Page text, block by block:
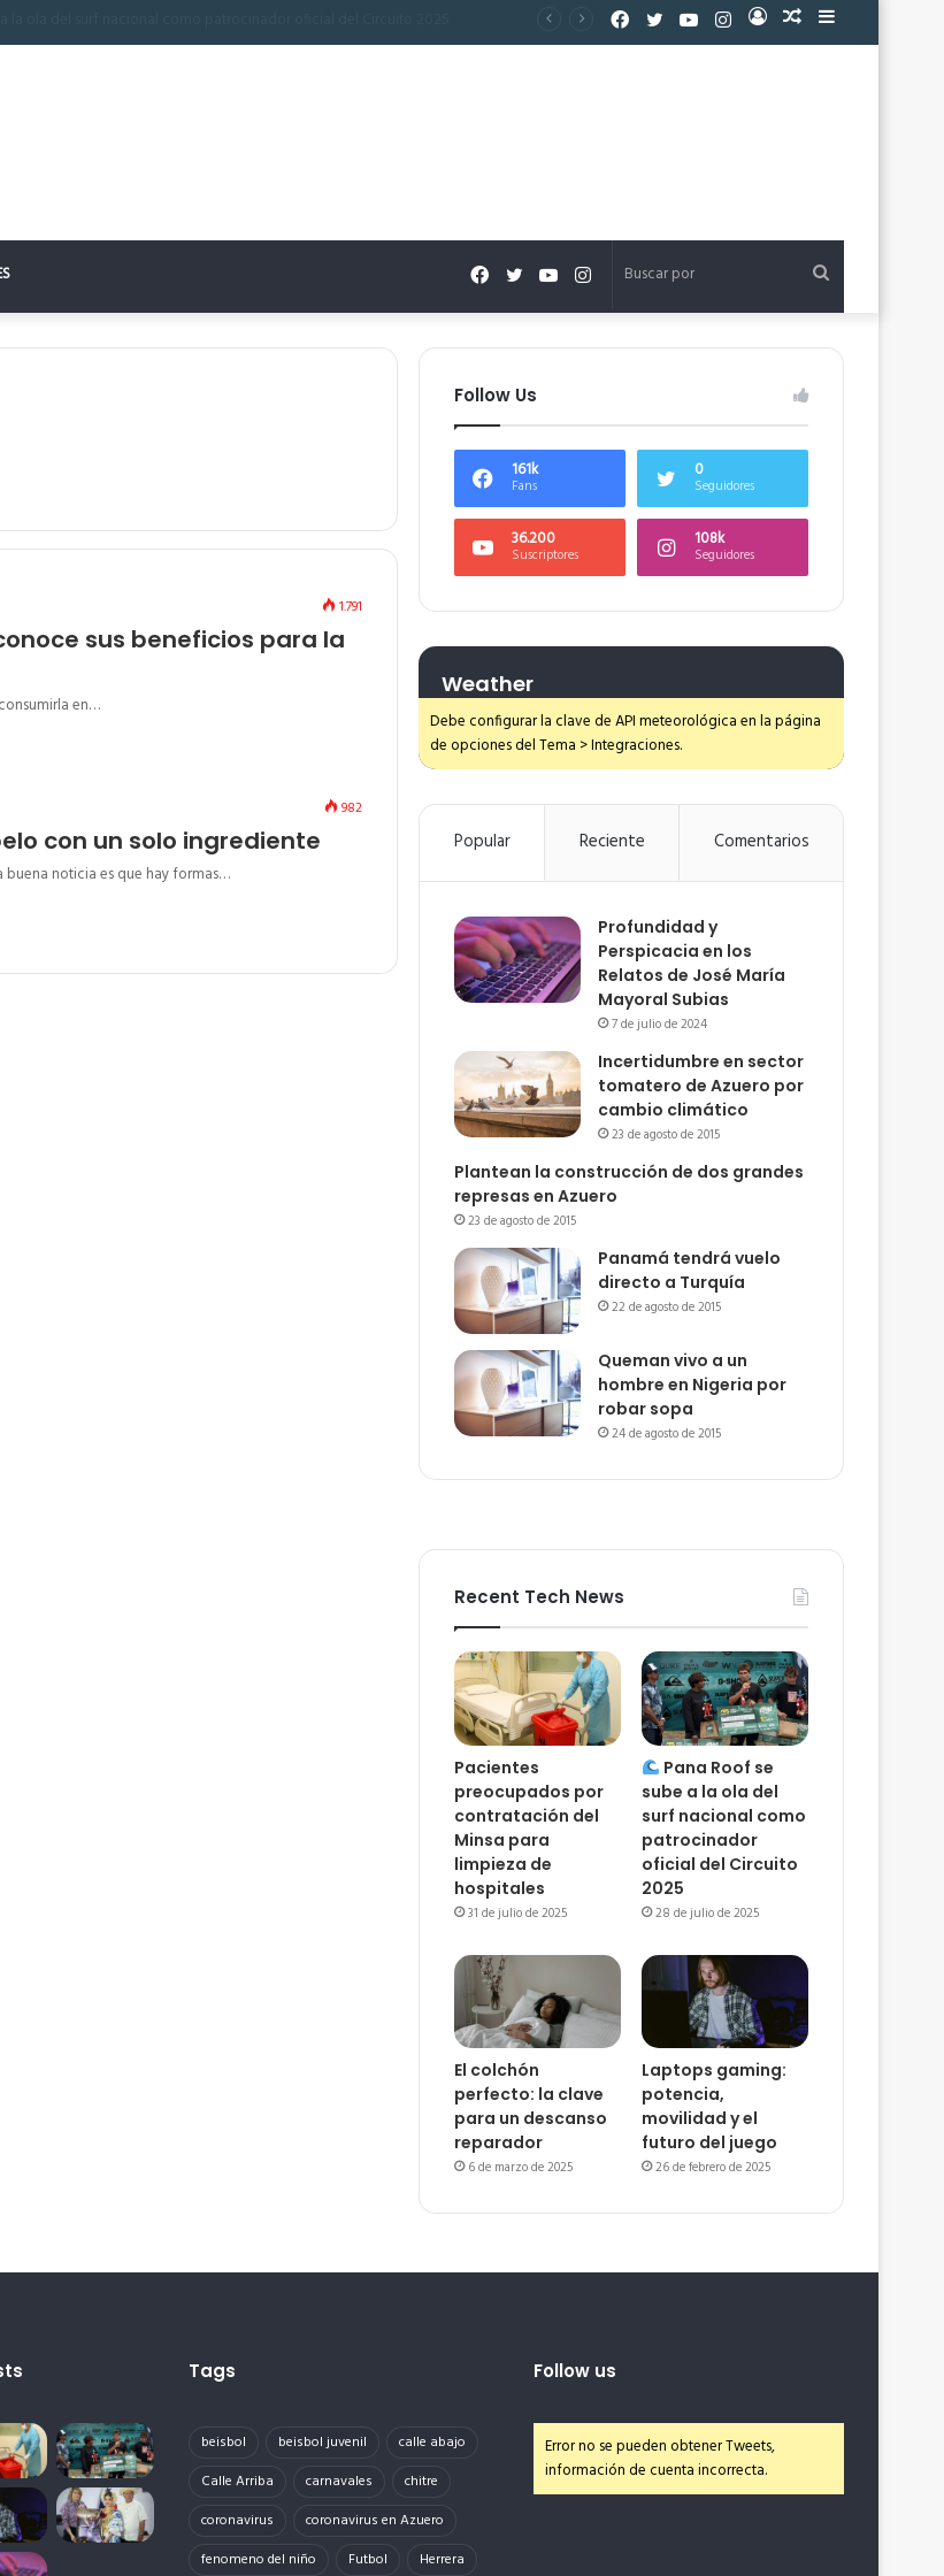
Barra
Publicación
Acceso
Instagram
YouTube
Twitter
Facebook
Buscar
por
Instagram
YouTube
Twitter
Facebook
1.791
sus beneficios para la
en…
982
con un solo ingrediente
buena noticia es que hay formas…
Follow Us
161k
Fans
0
Seguidores
36.200
Suscriptores
108k
Seguidores
Weather
Debe configurar la clave de API meteorológica en la página
de opciones del Tema > Integraciones.
Popular Reciente Comentarios
Profundidad y
Perspicacia en los
Relatos de José María
Mayoral Subias
7 de julio de 2024
Incertidumbre en sector
tomatero de Azuero por
cambio climático
23 de agosto de 2015
Plantean la construcción de dos grandes
represas en Azuero
23 de agosto de 2015
Panamá tendrá vuelo
directo a Turquía
22 de agosto de 2015
Queman vivo a un
hombre en Nigeria por
robar sopa
24 de agosto de 2015
Recent Tech News
Pacientes
preocupados por
contratación del
Minsa para
limpieza de
hospitales
31 de julio de 2025
Pana Roof se
sube a la ola del
surf nacional como
patrocinador
oficial del Circuito
2025
28 de julio de 2025
El colchón
perfecto: la clave
para un descanso
reparador
6 de marzo de 2025
Laptops gaming:
potencia,
movilidad y el
futuro del juego
26 de febrero de 2025
Tags
beisbol beisbol juvenil
calle abajo
Calle Arriba
carnavales
chitre
coronavirus
coronavirus en Azuero
fenomeno del niño
Futbol
Herrera
Follow us
Error no se pueden obtener Tweets,
información de cuenta incorrecta.